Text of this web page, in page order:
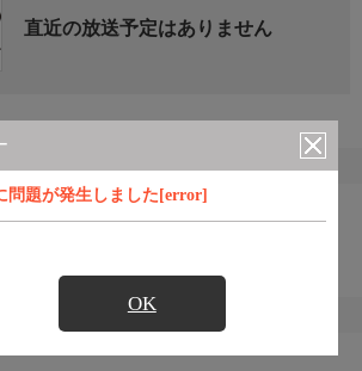
問題が発生しました[error]
OK
直近の放送予定はありません
すめ番組